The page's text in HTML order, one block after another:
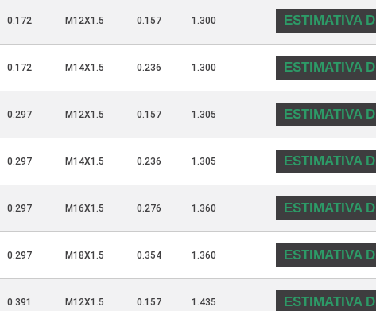
0.172 M12X1.5 0.157 1.300 ESTIMATIVA
0.172 M14X1.5 0.236 1.300 ESTIMATIVA
0.297 M12X1.5 0.157 1.305 ESTIMATIVA
0.297 M14X1.5 0.236 1.305 ESTIMATIVA
0.297 M16X1.5 0.276 1.360 ESTIMATIVA
0.297 M18X1.5 0.354 1.360 ESTIMATIVA
0.391 M12X1.5 0.157 1.435 ESTIMATIVA